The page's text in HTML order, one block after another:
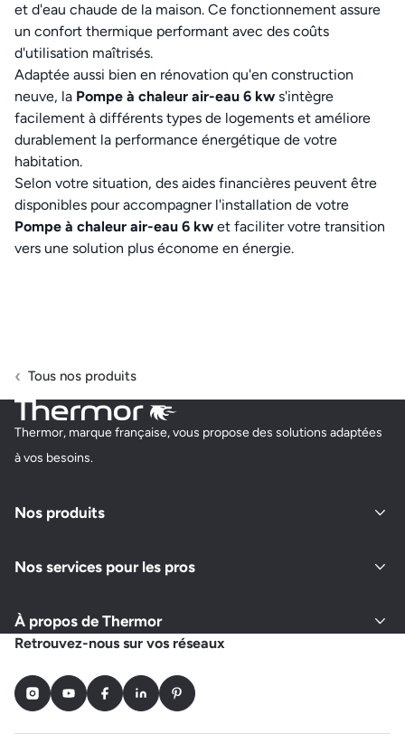
et d'eau chaude de la maison. Ce fonctionnement assure
un confort thermique performant avec des coûts
d'utilisation maîtrisés.
Adaptée aussi bien en rénovation qu'en construction
neuve, la Pompe à chaleur air-eau 6 kw s'intègre
facilement à différents types de logements et améliore
durablement la performance énergétique de votre
habitation.
Selon votre situation, des aides financières peuvent être
disponibles pour accompagner l'installation de votre
Pompe à chaleur air-eau 6 kw et faciliter votre transition
vers une solution plus économe en énergie.
Tous nos produits
Thermor, marque française, vous propose des solutions adaptées
à vos besoins.
Nos produits
Nos services pour les pros
À propos de Thermor
Retrouvez-nous sur vos réseaux
InstagramYoutubeFacebookLinkedInPinterest